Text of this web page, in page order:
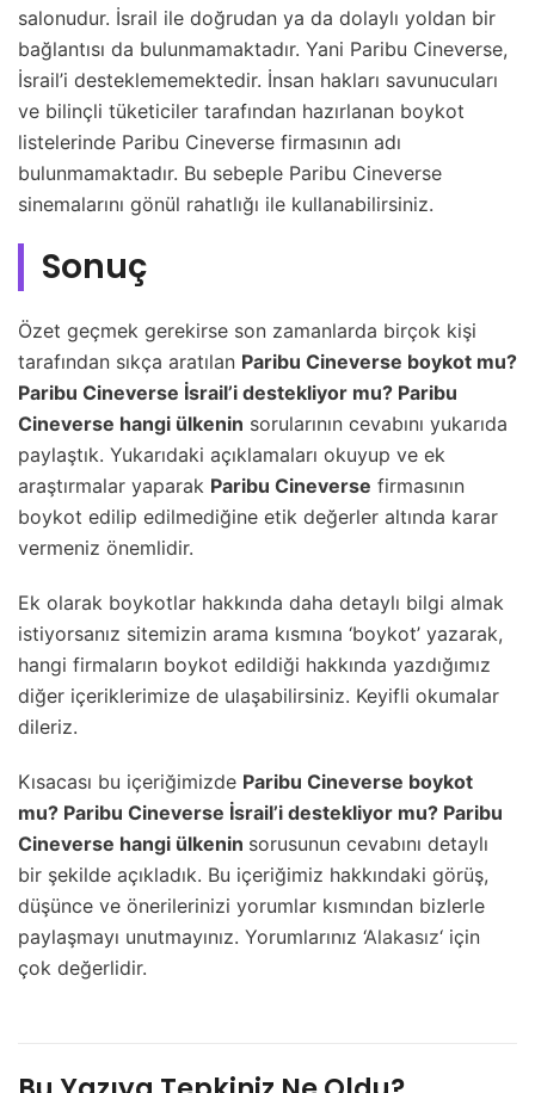
salonudur. İsrail ile doğrudan ya da dolaylı yoldan bir
bağlantısı da bulunmamaktadır. Yani Paribu Cineverse,
İsrail’i desteklememektedir. İnsan hakları savunucuları
ve bilinçli tüketiciler tarafından hazırlanan boykot
listelerinde Paribu Cineverse firmasının adı
bulunmamaktadır. Bu sebeple Paribu Cineverse
sinemalarını gönül rahatlığı ile kullanabilirsiniz.
Sonuç
Özet geçmek gerekirse son zamanlarda birçok kişi
tarafından sıkça aratılan Paribu Cineverse boykot mu?
Paribu Cineverse İsrail’i destekliyor mu? Paribu
Cineverse hangi ülkenin sorularının cevabını yukarıda
paylaştık. Yukarıdaki açıklamaları okuyup ve ek
araştırmalar yaparak Paribu Cineverse firmasının
boykot edilip edilmediğine etik değerler altında karar
vermeniz önemlidir.
Ek olarak boykotlar hakkında daha detaylı bilgi almak
istiyorsanız sitemizin arama kısmına ‘boykot’ yazarak,
hangi firmaların boykot edildiği hakkında yazdığımız
diğer içeriklerimize de ulaşabilirsiniz. Keyifli okumalar
dileriz.
Kısacası bu içeriğimizde Paribu Cineverse boykot
mu? Paribu Cineverse İsrail’i destekliyor mu? Paribu
Cineverse hangi ülkenin sorusunun cevabını detaylı
bir şekilde açıkladık. Bu içeriğimiz hakkındaki görüş,
düşünce ve önerilerinizi yorumlar kısmından bizlerle
paylaşmayı unutmayınız. Yorumlarınız ‘Alakasız‘ için
çok değerlidir.